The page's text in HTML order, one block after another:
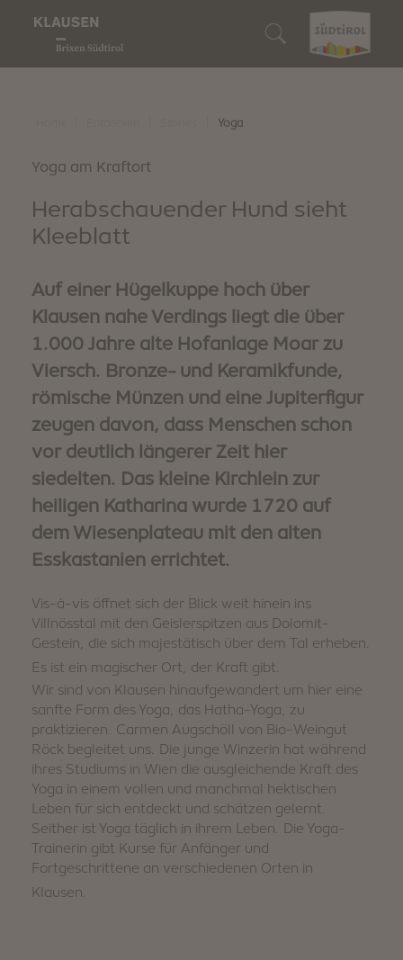
Genussregion
Wer wir sind
Barbian
Feldthurns
Wir sind nachhaltig
Unsere Gastbetriebe
Törggelen
Unsere Winzer
Genussevents
Naturerlebnis
Genussvoll wandern
Biken
Skifahren
Wintergaudi
WINTER SOMMER
Entdecken
Events
Familienspaß
Traditionen & Bräuche
Shopping & Märkte
Stories
So erreichst du uns
Südtirol Guest Pass
Downloads
Webcam & 360° Tour
Wetter
Urlaubspakete
Yoga
Yoga am Kraftort
Herabschauender Hund sieht
Kleeblatt
Auf einer Hügelkuppe hoch über
Klausen nahe Verdings liegt die über
1.000 Jahre alte Hofanlage Moar zu
Viersch. Bronze- und Keramikfunde,
römische Münzen und eine Jupiterfigur
zeugen davon, dass Menschen schon
vor deutlich längerer Zeit hier
siedelten. Das kleine Kirchlein zur
heiligen Katharina wurde 1720 auf
dem Wiesenplateau mit den alten
Esskastanien errichtet.
Vis-à-vis öffnet sich der Blick weit hinein ins
Villnösstal mit den Geislerspitzen aus Dolomit-
Gestein, die sich majestätisch über dem Tal erheben.
Es ist ein magischer Ort, der Kraft gibt.
Wir sind von Klausen hinaufgewandert um hier eine
sanfte Form des Yoga, das Hatha-Yoga, zu
praktizieren. Carmen Augschöll von Bio-Weingut
Röck begleitet uns. Die junge Winzerin hat während
ihres Studiums in Wien die ausgleichende Kraft des
Yoga in einem vollen und manchmal hektischen
Leben für sich entdeckt und schätzen gelernt.
Seither ist Yoga täglich in ihrem Leben. Die Yoga-
Trainerin gibt Kurse für Anfänger und
Fortgeschrittene an verschiedenen Orten in
Klausen.